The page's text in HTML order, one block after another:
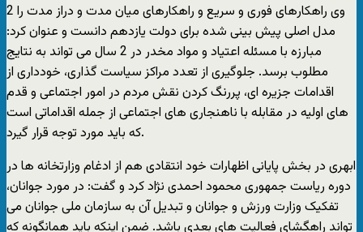
وی راهکارهای فوری و سریع و راهکارهای میان مدت و دراز مدت را 2
مدل اصلی پیش بینی شده برای دولت یازدهم دانست و عنوان کرد:
مبارزه با مسئله اعتیاد و مواد مخدر در 2 سال می تواند به نتایج
مطلوب برسد. جلوگیری از تعدد مراکز سیاست گذاری، خودداری از
اقدامات جزیره ای، پررنگ کردن نقش مردم در امور اجتماعی و قدم
های اولیه در مقابله با ناهنجاری های اجتماعی از جمله اقداماتی است
که باید مورد توجه قرار گیرد.
ابهری در بخش پایانی اظهارات خود انتقادی هم از ادغام وزارتخانه ها در
دوره ریاست جمهوری محمود احمدی نژاد کرد و گفت: در مورد جوانان،
تفکیک وزارت ورزش و جوانان و تبدیل آن به سازمان ملی جوانان می
تواند راهگشای فعالیت های بعدی باشد. ضمن اینکه باید همانگونه که